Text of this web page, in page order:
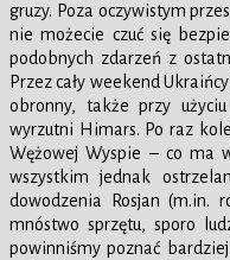
gruzy. Poza oczywistym
nie możecie czuć się
podobnych zdarzeń z
Przez cały weekend
obronny, także przy
wyrzutni Himars. Po raz
Wężowej Wyspie – co ma
wszystkim jednak
dowodzenia Rosjan (m.in.
mnóstwo sprzętu, sporo
powinniśmy poznać